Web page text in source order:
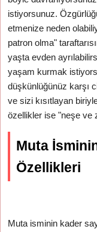
istiyorsunuz.
etmenize neden
patron olma"
yaşta evden
yaşam kurmak
düşkünlüğünüz karşı
ve sizi kısıtlayan
özellikler ise "neşe ve
Muta
Özellikleri
Muta isminin kader